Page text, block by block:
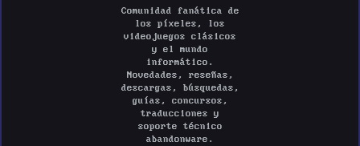
Comunidad fanática de
los píxeles, los
videojuegos clásicos
y el mundo
informático.
Novedades, reseñas,
descargas, búsquedas,
guías, concursos,
traducciones y
soporte técnico
abandonware.